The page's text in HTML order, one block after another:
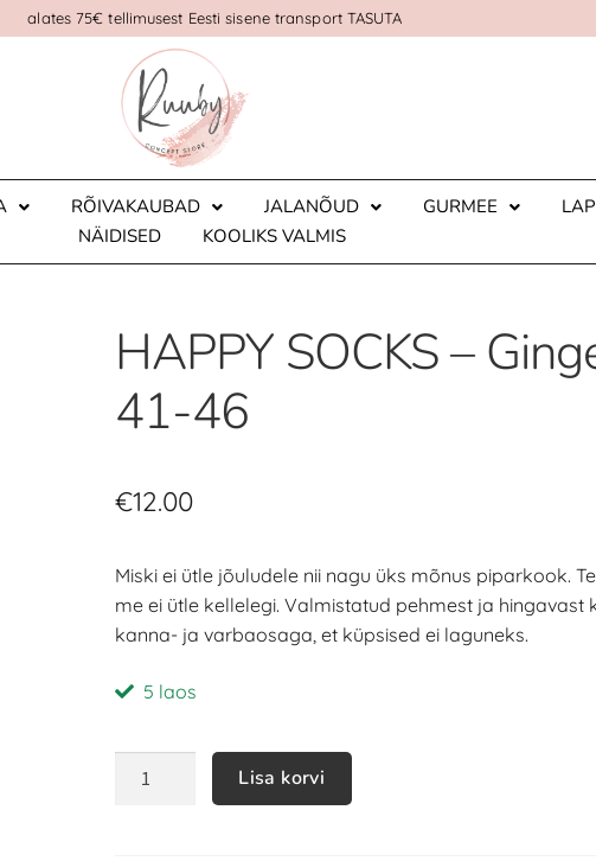
alates 75€ tellimusest Eesti sisene transport TASUTA
RÕIVAKAUBAD JALANÕUD GURMEE
NÄIDISED
KOOLIKS VALMIS
HAPPY SOCKS –
41-46
€12.00
Miski ei ütle jõuludele nii nagu üks mõnus piparkook.
me ei ütle kellelegi. Valmistatud pehmest ja
kanna- ja varbaosaga, et küpsised ei laguneks.
5 laos
Lisa korvi